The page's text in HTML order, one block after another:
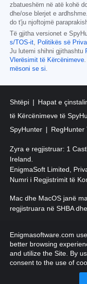
zbatueshëm në atë kohë
dhe/ose blerjet e
do t'ju njoftojmë
Të gjitha versionet e
s/TOS-it
Politikës së
Ju lutemi shihni gjithashtu
Vlerësimit të Kërcënimeve
mësoni se si
Shtëpi Hapat e
të Kërcënimeve të
SpyHunter
RegHunter
Zyra e regjistruar: 1
Ireland.
EnigmaSoft Limited,
Numri i Regjistrimit të
Mac dhe MacOS janë
regjistruara në SHBA
e rezervuara.
Enigmasoftware.com
better browsing
and utilize the Site. By
consent to the use of